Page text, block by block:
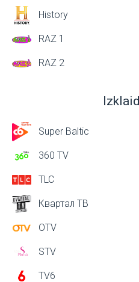
History
RAZ 1
RAZ 2
Super Baltic
360 TV
TLC
Квартал ТВ
OTV
STV
TV6